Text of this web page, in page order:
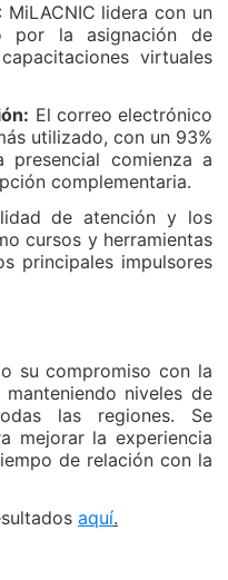
MiLACNIC lidera con un
por la asignación de
virtuales
El correo electrónico
utilizado, con un 93%
comienza a
complementaria.
de atención y los
cursos y herramientas
principales impulsores
su compromiso con la
niveles de
las regiones. Se
mejorar la experiencia
de relación con la
aquí.